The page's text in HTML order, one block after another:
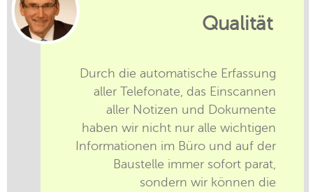
Qualität
Durch die automatische Erfassung
aller Telefonate, das Einscannen
aller Notizen und Dokumente
haben wir nicht nur alle wichtigen
Informationen im Büro und auf der
Baustelle immer sofort parat,
sondern wir können die